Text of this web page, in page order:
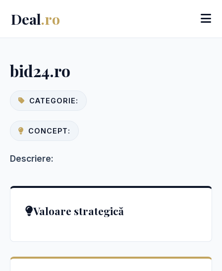
Deal.ro
bid24.ro
CATEGORIE:
CONCEPT:
Descriere:
Valoare strategică